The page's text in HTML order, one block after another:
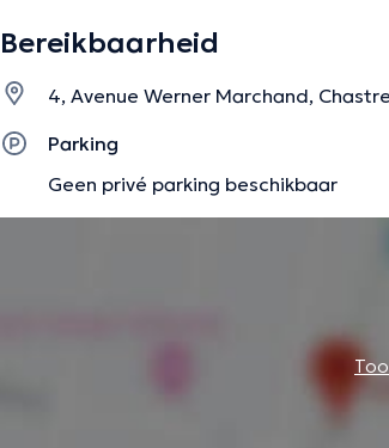
Bereikbaarheid
4, Avenue Werner Marchand,
Parking
Geen privé parking beschikbaar